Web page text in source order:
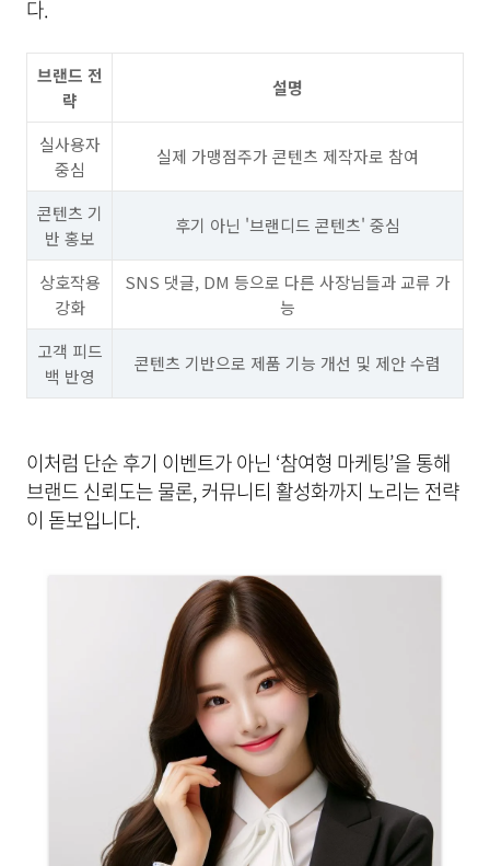
다.
브랜드 전
략
설명
실사용자
중심
실제 가맹점주가 콘텐츠 제작자로 참여
콘텐츠 기
반 홍보
후기 아닌 '브랜디드 콘텐츠' 중심
상호작용
강화
SNS 댓글, DM 등으로 다른 사장님들과 교류 가
능
고객 피드
백 반영
콘텐츠 기반으로 제품 기능 개선 및 제안 수렴
이처럼 단순 후기 이벤트가 아닌 ‘참여형 마케팅’을 통해
브랜드 신뢰도는 물론, 커뮤니티 활성화까지 노리는 전략
이 돋보입니다.